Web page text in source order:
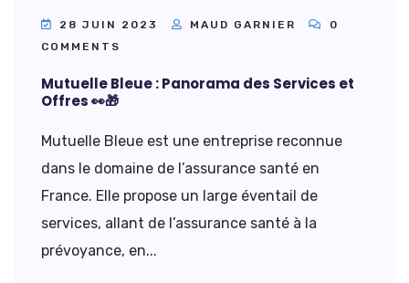
28 JUIN 2023 MAUD GARNIER
0
COMMENTS
Mutuelle Bleue : Panorama des Services et
Offres 👀🎁
Mutuelle Bleue est une entreprise reconnue
dans le domaine de l’assurance santé en
France. Elle propose un large éventail de
services, allant de l’assurance santé à la
prévoyance, en...